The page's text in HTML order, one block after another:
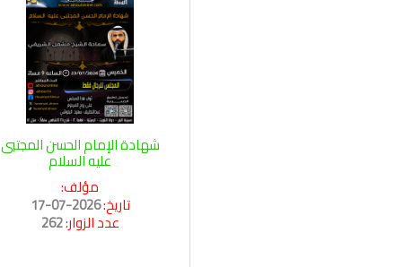
شهادة الإمام الحسن المجتبى
عليه السلام
مؤلف:
تاريخ:2026-07-17
عدد الزوار:262